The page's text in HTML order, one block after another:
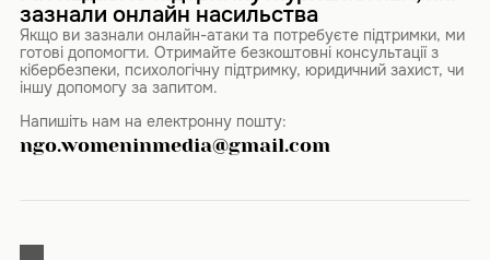
зазнали онлайн насильства
Якщо ви зазнали онлайн-атаки та потребуєте підтримки, ми
готові допомогти. Отримайте безкоштовні консультації з
кібербезпеки, психологічну підтримку, юридичний захист, чи
іншу допомогу за запитом.
Напишіть нам на електронну пошту:
ngo.womeninmedia@gmail.com